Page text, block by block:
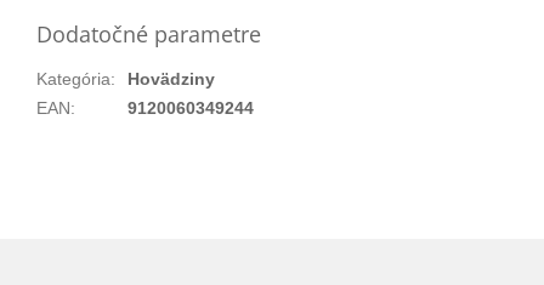
Dodatočné parametre
Kategória:
Hovädziny
EAN: 9120060349244